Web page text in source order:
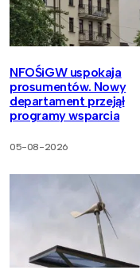
NFOŚiGW uspokaja
prosumentów. Nowy
departament przejął
programy wsparcia
05-08-2026